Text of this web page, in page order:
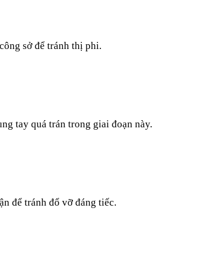
sở để tránh thị phi.
tay quá trán trong giai đoạn này.
để tránh đổ vỡ đáng tiếc.